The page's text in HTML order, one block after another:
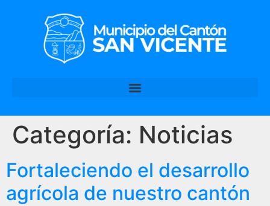
Categoría: Noticias
Fortaleciendo el desarrollo
agrícola de nuestro cantón